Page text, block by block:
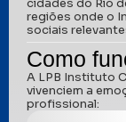
cidades do Rio
regiões onde o
sociais
Como
A LPB Instituto
vivenciem a
profissional: